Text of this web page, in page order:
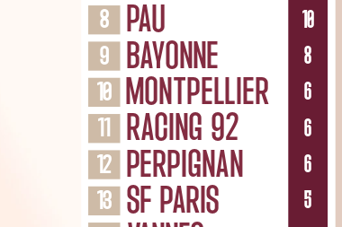
PAU
BAYONNE
MONTPELLIER
RACING 92
PERPIGNAN
SF PARIS
8
9
10
11
12
13
10
8
6
6
6
5